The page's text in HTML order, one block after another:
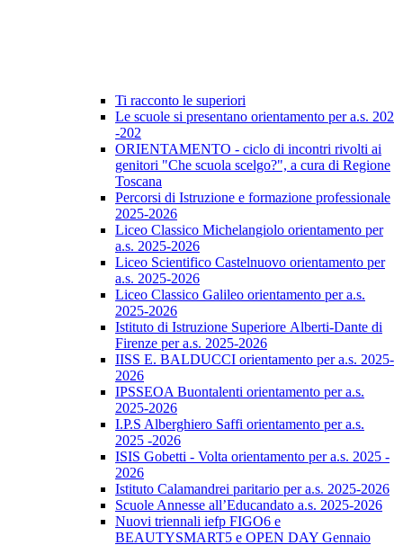
Ti racconto le superiori
Le scuole si presentano orientamento per a.s. 202
-202
ORIENTAMENTO - ciclo di incontri rivolti ai
genitori "Che scuola scelgo?", a cura di Regione
Toscana
Percorsi di Istruzione e formazione professionale
2025-2026
Liceo Classico Michelangiolo orientamento per
a.s. 2025-2026
Liceo Scientifico Castelnuovo orientamento per
a.s. 2025-2026
Liceo Classico Galileo orientamento per a.s.
2025-2026
Istituto di Istruzione Superiore Alberti-Dante di
Firenze per a.s. 2025-2026
IISS E. BALDUCCI orientamento per a.s. 2025-
2026
IPSSEOA Buontalenti orientamento per a.s.
2025-2026
I.P.S Alberghiero Saffi orientamento per a.s.
2025 -2026
ISIS Gobetti - Volta orientamento per a.s. 2025 -
2026
Istituto Calamandrei paritario per a.s. 2025-2026
Scuole Annesse all’Educandato a.s. 2025-2026
Nuovi triennali iefp FIGO6 e
BEAUTYSMART5 e OPEN DAY Gennaio